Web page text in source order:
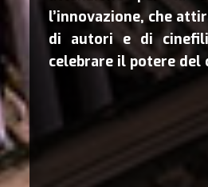
l’innovazione, che
di autori e di
celebrare il potere del